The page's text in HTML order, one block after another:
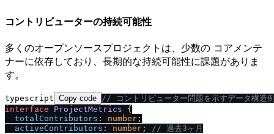
コントリビューターの持続可能性
多くのオープンソースプロジェクトは、少数の コアメンテ
ナーに依存しており、長期的な持続可能性に課題がありま
す。
typescript Copy code // コントリビューター問題を示すデータ構造
interface
ProjectMetrics {
totalContributors : number ;
activeContributors : number ; // 過去3ヶ月